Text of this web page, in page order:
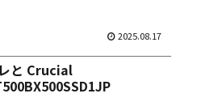
2025.08.17
と Crucial